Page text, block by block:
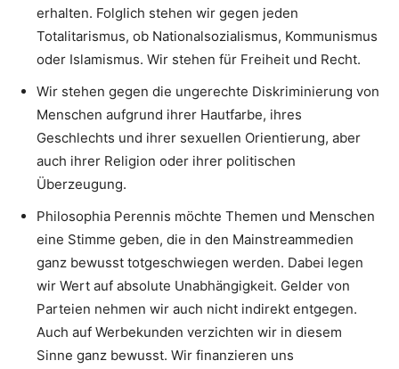
erhalten. Folglich stehen wir gegen jeden
Totalitarismus, ob Nationalsozialismus, Kommunismus
oder Islamismus. Wir stehen für Freiheit und Recht.
Wir stehen gegen die ungerechte Diskriminierung von
Menschen aufgrund ihrer Hautfarbe, ihres
Geschlechts und ihrer sexuellen Orientierung, aber
auch ihrer Religion oder ihrer politischen
Überzeugung.
Philosophia Perennis möchte Themen und Menschen
eine Stimme geben, die in den Mainstreammedien
ganz bewusst totgeschwiegen werden. Dabei legen
wir Wert auf absolute Unabhängigkeit. Gelder von
Parteien nehmen wir auch nicht indirekt entgegen.
Auch auf Werbekunden verzichten wir in diesem
Sinne ganz bewusst. Wir finanzieren uns